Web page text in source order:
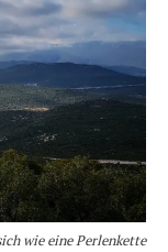
wie eine Perlenkette